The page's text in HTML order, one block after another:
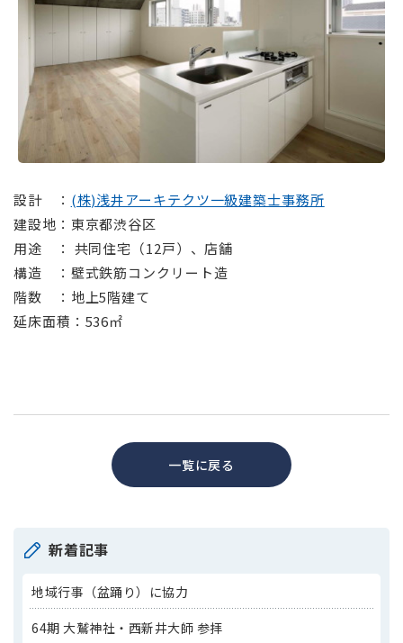
設計 ： (株)浅井アーキテクツ一級建築士事務所
建設地：東京都渋谷区
用途 ： 共同住宅（12戸）、店舗
構造 ：壁式鉄筋コンクリート造
階数 ：地上5階建て
延床面積：536㎡
一覧に戻る
新着記事
地域行事（盆踊り）に協力
64期 大鷲神社・西新井大師 参拝